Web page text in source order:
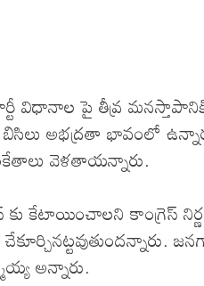
విధానాల పై తీవ్ర
అభద్రతా భావంలో
వెళతాయన్నారు.
కేటాయించాలని కాంగ్రెస్
అన్నారు.